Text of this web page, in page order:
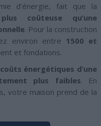
d’énergie, fait que la
coûteuse qu’une
. Pour la construction
environ entre 1500 et
et fondations.
énergétiques d’une
plus faibles. En
votre maison prend de la